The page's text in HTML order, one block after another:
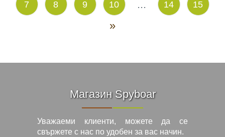
7 8 9 10 ... 14 15
»
Магазин Spyboar
Уважаеми клиенти, можете да се
свържете с нас по удобен за вас начин.